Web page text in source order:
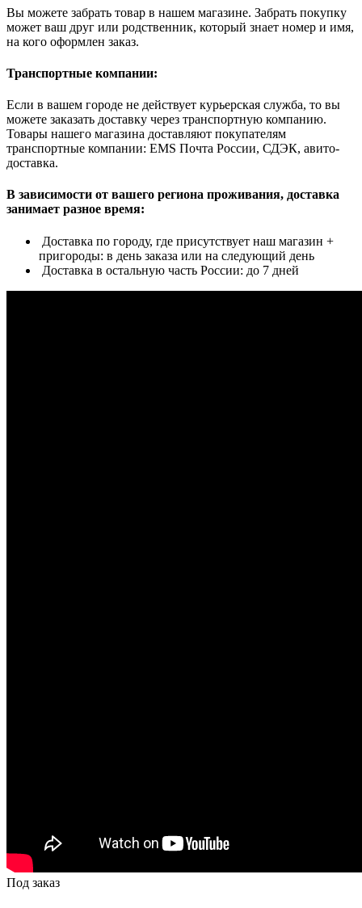
Вы можете забрать товар в нашем магазине. Забрать покупку
может ваш друг или родственник, который знает номер и имя,
на кого оформлен заказ.
Транспортные компании:
Если в вашем городе не действует курьерская служба, то вы
можете заказать доставку через транспортную компанию.
Товары нашего магазина доставляют покупателям
транспортные компании: EMS Почта России, СДЭК, авито-
доставка.
В зависимости от вашего региона проживания, доставка
занимает разное время:
Доставка по городу, где присутствует наш магазин +
пригороды: в день заказа или на следующий день
Доставка в остальную часть России: до 7 дней
Под заказ